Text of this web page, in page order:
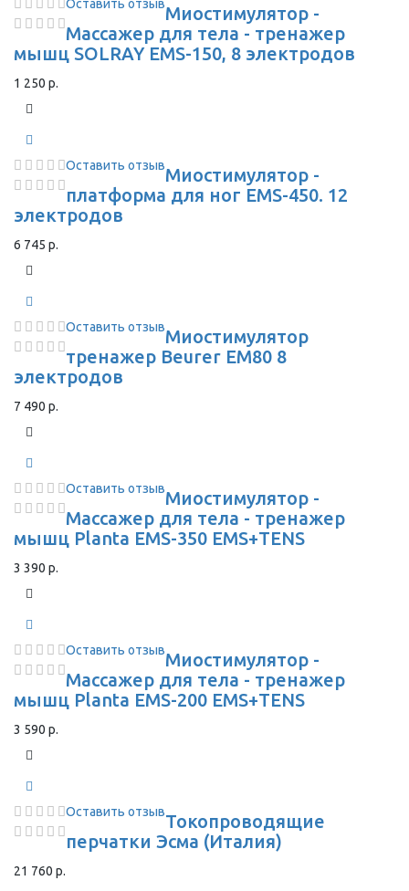
Оставить отзывМиостимулятор -
Массажер для тела - тренажер
мышц SOLRAY EMS-150, 8 электродов
1 250 р.
Оставить отзывМиостимулятор -
платформа для ног EMS-450. 12
электродов
6 745 р.
Оставить отзывМиостимулятор
тренажер Beurer EM80 8
электродов
7 490 р.
Оставить отзывМиостимулятор -
Массажер для тела - тренажер
мышц Planta EMS-350 EMS+TENS
3 390 р.
Оставить отзывМиостимулятор -
Массажер для тела - тренажер
мышц Planta EMS-200 EMS+TENS
3 590 р.
Оставить отзывТокопроводящие
перчатки Эсма (Италия)
21 760 р.